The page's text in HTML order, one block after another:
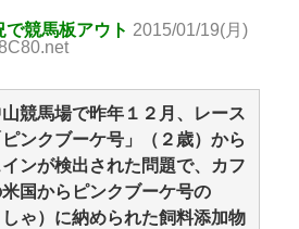
競馬板アウト 2015/01/19(月)
競馬場で昨年１２月、レース
ンクブーケ号」（２歳）から
ンが検出された問題で、カフ
国からピンクブーケ号の
ゃ）に納められた飼料添加物